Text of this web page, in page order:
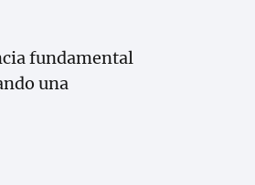
fundamental
una